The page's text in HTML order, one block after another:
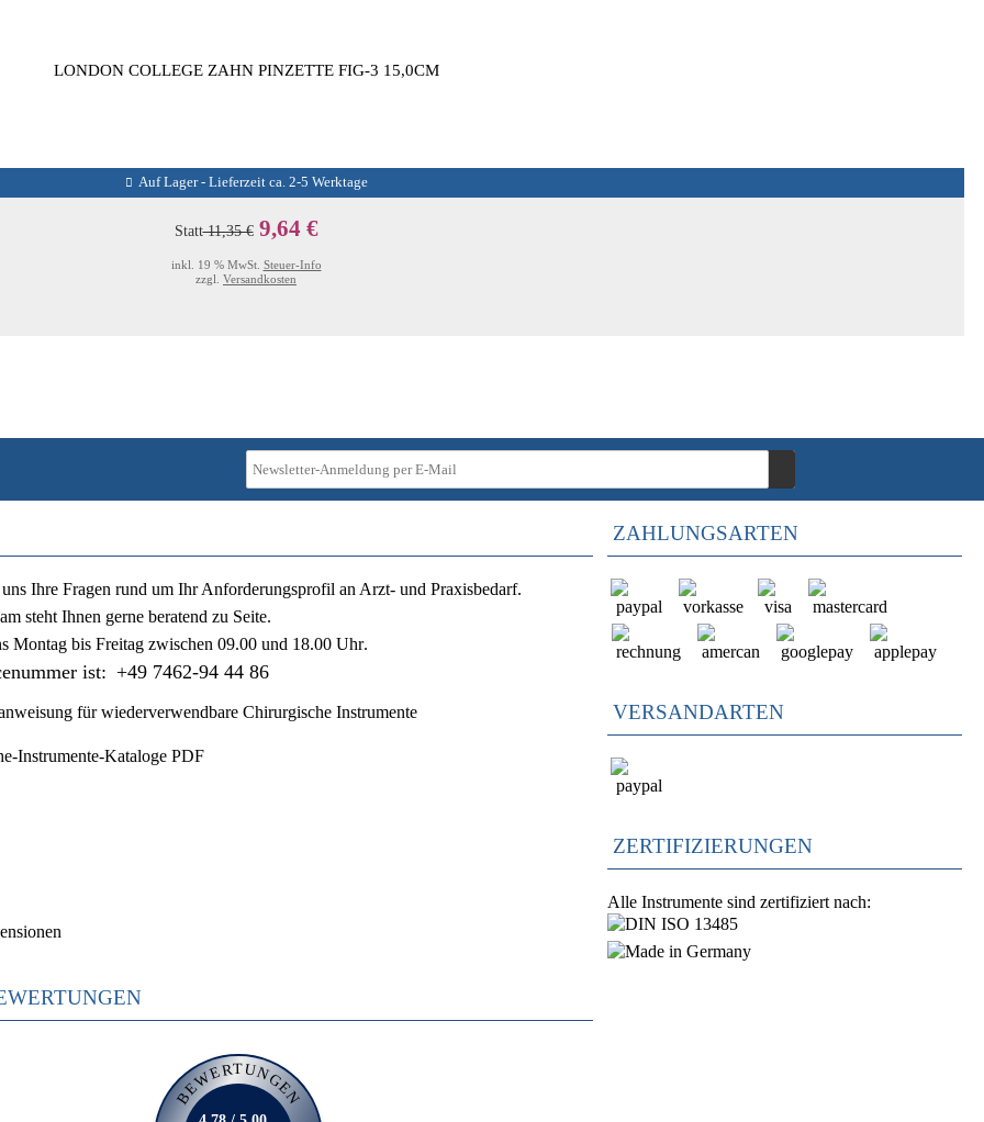
LONDON COLLEGE ZAHN PINZETTE FIG-3 15,0CM
Auf Lager - Lieferzeit ca. 2-5 Werktage
Statt11,35 € 9,64 €
inkl. 19 % MwSt. Steuer-Info
zzgl. Versandkosten
Ihre Fragen rund um Ihr Anforderungsprofil an Arzt- und Praxisbedarf.
steht Ihnen gerne beratend zu Seite.
Montag bis Freitag zwischen 09.00 und 18.00 Uhr.
ist: +49 7462-94 44 86
für wiederverwendbare Chirurgische Instrumente
Instrumente-Kataloge PDF
BEWERTUNGEN
ZAHLUNGSARTEN
VERSANDARTEN
ZERTIFIZIERUNGEN
Alle Instrumente sind zertifiziert nach: